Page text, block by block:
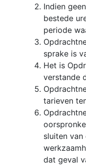
Indien
bestede
periode
sprake is
Het is
verstande
tarieven
sluiten
dat geval